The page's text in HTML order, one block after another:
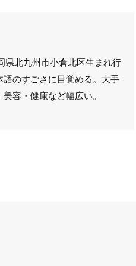
北九州市小倉北区生まれ行
のすごさに目覚める。大手
容・健康など幅広い。